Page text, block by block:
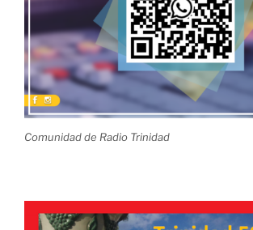
Comunidad de Radio Trinidad